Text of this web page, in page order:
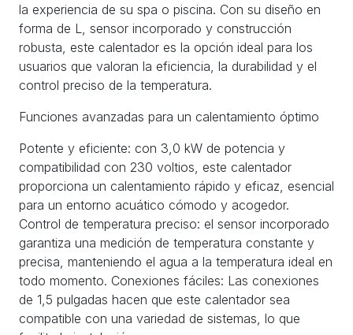
la experiencia de su spa o piscina. Con su diseño en
forma de L, sensor incorporado y construcción
robusta, este calentador es la opción ideal para los
usuarios que valoran la eficiencia, la durabilidad y el
control preciso de la temperatura.
Funciones avanzadas para un calentamiento óptimo
Potente y eficiente: con 3,0 kW de potencia y
compatibilidad con 230 voltios, este calentador
proporciona un calentamiento rápido y eficaz, esencial
para un entorno acuático cómodo y acogedor.
Control de temperatura preciso: el sensor incorporado
garantiza una medición de temperatura constante y
precisa, manteniendo el agua a la temperatura ideal en
todo momento. Conexiones fáciles: Las conexiones
de 1,5 pulgadas hacen que este calentador sea
compatible con una variedad de sistemas, lo que